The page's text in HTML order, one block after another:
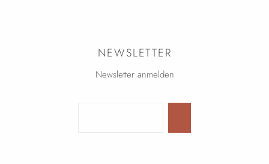
NEWSLETTER
Newsletter anmelden